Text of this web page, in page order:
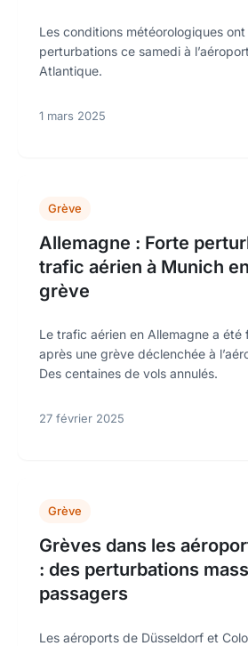
Les conditions météorologiques
perturbations ce samedi à
Atlantique.
1 mars 2025
Grève
Allemagne : Forte
trafic aérien à Munich
grève
Le trafic aérien en Allemagne a
après une grève déclenchée à
Des centaines de vols annulés.
27 février 2025
Grève
Grèves dans les
: des perturbations
passagers
Les aéroports de Düsseldorf et